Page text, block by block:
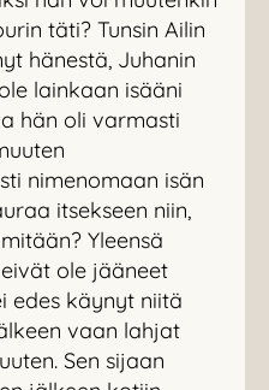
täti? Tunsin Ailin
hänestä, Juhanin
lainkaan isääni
hän oli varmasti
nimenomaan isän
itsekseen niin,
Yleensä
ole jääneet
edes käynyt niitä
vaan lahjat
Sen sijaan